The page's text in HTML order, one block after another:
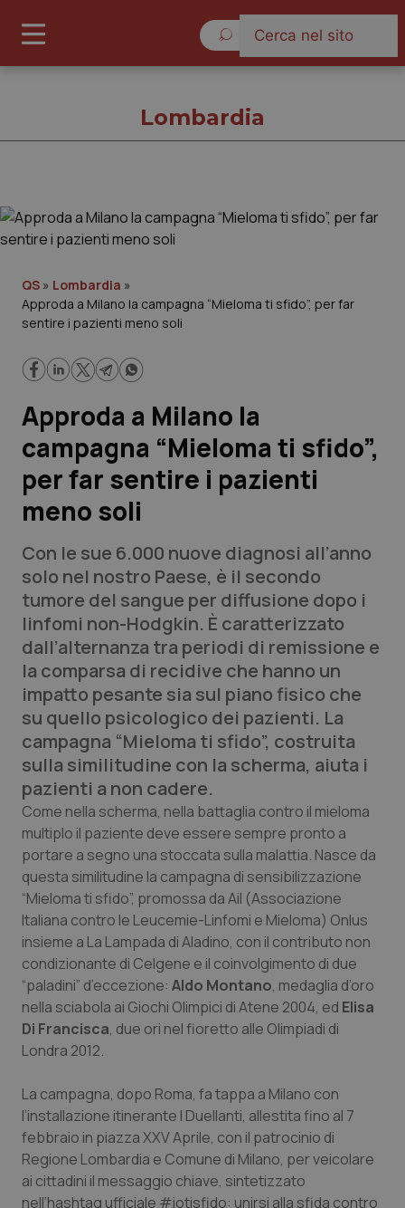
Governo e Parlamento
Regioni e Asl
Lavoro e Professioni
Scienza e Farmaci
Studi e Analisi
Lettere al direttore
Edizioni Regionali
QS Pro
Professionisti Sanitari.AI
Abruzzo
Basilicata
Calabria
Campania
Emilia-Romagna
Friuli Venezia Giulia
Lazio
Liguria
Lombardia
Marche
Molise
QS Pro Gold
Artrite & artrosi
Asma & BPCO
Car-T
Colesterolo & coronaropatie
Dermatite Atopica
Diabete & glucometri
Disturbi dell’umore
Dolore
Donna & Salute
Epatiti
QS Club Newsletter
Lombardia
QS » Lombardia »
Approda a Milano la campagna “Mieloma ti sfido”, per far
sentire i pazienti meno soli
Approda a Milano la
campagna “Mieloma ti sfido”,
per far sentire i pazienti
meno soli
Con le sue 6.000 nuove diagnosi all’anno
solo nel nostro Paese, è il secondo
tumore del sangue per diffusione dopo i
linfomi non-Hodgkin. È caratterizzato
dall’alternanza tra periodi di remissione e
la comparsa di recidive che hanno un
impatto pesante sia sul piano fisico che
su quello psicologico dei pazienti. La
campagna “Mieloma ti sfido”, costruita
sulla similitudine con la scherma, aiuta i
pazienti a non cadere.
Come nella scherma, nella battaglia contro il mieloma
multiplo il paziente deve essere sempre pronto a
portare a segno una stoccata sulla malattia. Nasce da
questa similitudine la campagna di sensibilizzazione
“Mieloma ti sfido”, promossa da Ail (Associazione
Italiana contro le Leucemie-Linfomi e Mieloma) Onlus
insieme a La Lampada di Aladino, con il contributo non
condizionante di Celgene e il coinvolgimento di due
“paladini” d’eccezione: Aldo Montano, medaglia d’oro
nella sciabola ai Giochi Olimpici di Atene 2004, ed Elisa
Di Francisca, due ori nel fioretto alle Olimpiadi di
Londra 2012.
La campagna, dopo Roma, fa tappa a Milano con
l’installazione itinerante I Duellanti, allestita fino al 7
febbraio in piazza XXV Aprile, con il patrocinio di
Regione Lombardia e Comune di Milano, per veicolare
ai cittadini il messaggio chiave, sintetizzato
nell’hashtag ufficiale #iotisfido: unirsi alla sfida contro